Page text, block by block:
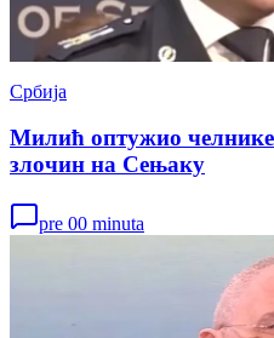
Србија
Милић оптужио
злочин на Сењаку
pre 00 minuta